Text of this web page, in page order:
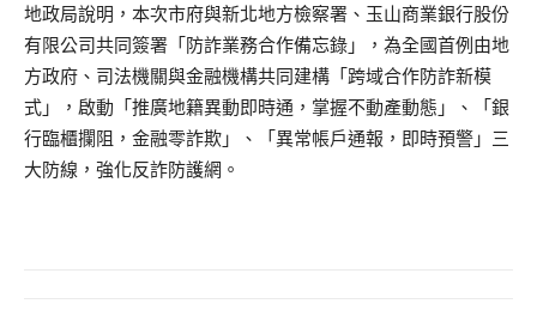
地政局說明，本次市府與新北地方檢察署、玉山商業銀行股份
有限公司共同簽署「防詐業務合作備忘錄」，為全國首例由地
方政府、司法機關與金融機構共同建構「跨域合作防詐新模
式」，啟動「推廣地籍異動即時通，掌握不動產動態」、「銀
行臨櫃攔阻，金融零詐欺」、「異常帳戶通報，即時預警」三
大防線，強化反詐防護網。